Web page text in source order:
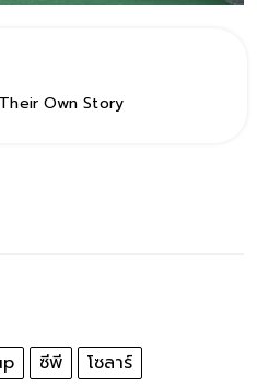
Own Story
ซีพี
โซลาร์